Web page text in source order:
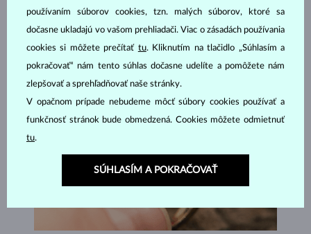
používaním súborov cookies, tzn. malých súborov, ktoré sa
dočasne ukladajú vo vašom prehliadači. Viac o zásadách používania
cookies si môžete prečítať tu. Kliknutím na tlačidlo „Súhlasím a
pokračovať“ nám tento súhlas dočasne udelíte a pomôžete nám
zlepšovať a sprehľadňovať naše stránky.
V opačnom prípade nebudeme môcť súbory cookies používať a
funkčnosť stránok bude obmedzená. Cookies môžete odmietnuť
tu.
SÚHLASÍM A POKRAČOVAŤ